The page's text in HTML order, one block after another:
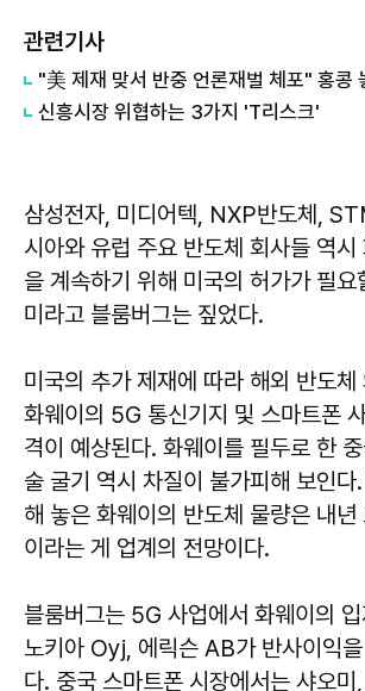
관련기사
신흥시장 위협하는 3가지 'T리스크'
삼성전자, 미디어텍, NXP반도체,
시아와 유럽 주요 반도체 회사들 역시
을 계속하기 위해 미국의 허가가 필요
미라고 블룸버그는 짚었다.
미국의 추가 제재에 따라 해외 반도체
화웨이의 5G 통신기지 및 스마트폰
격이 예상된다. 화웨이를 필두로 한 중
술 굴기 역시 차질이 불가피해 보인
해 놓은 화웨이의 반도체 물량은 내년
이라는 게 업계의 전망이다.
블룸버그는 5G 사업에서 화웨이의
노키아 Oyj, 에릭슨 AB가 반사이익
다. 중국 스마트폰 시장에서는 샤오미